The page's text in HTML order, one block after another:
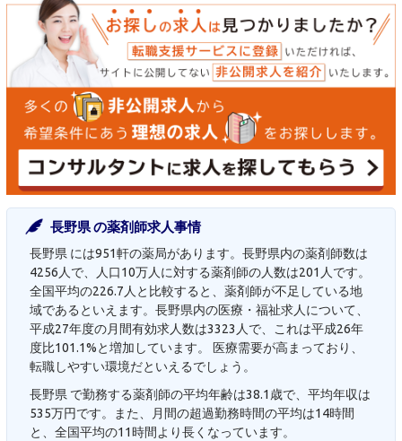
長野県 の薬剤師求人事情
長野県 には951軒の薬局があります。長野県内の薬剤師数は
4256人で、人口10万人に対する薬剤師の人数は201人です。
全国平均の226.7人と比較すると、薬剤師が不足している地
域であるといえます。長野県内の医療・福祉求人について、
平成27年度の月間有効求人数は3323人で、これは平成26年
度比101.1%と増加しています。 医療需要が高まっており、
転職しやすい環境だといえるでしょう。
長野県 で勤務する薬剤師の平均年齢は38.1歳で、平均年収は
535万円です。また、月間の超過勤務時間の平均は14時間
と、全国平均の11時間より長くなっています。